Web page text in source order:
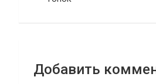
Добавить